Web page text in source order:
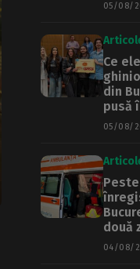
05/08/
Ce
din
pusă
05/08/
două
04/08/